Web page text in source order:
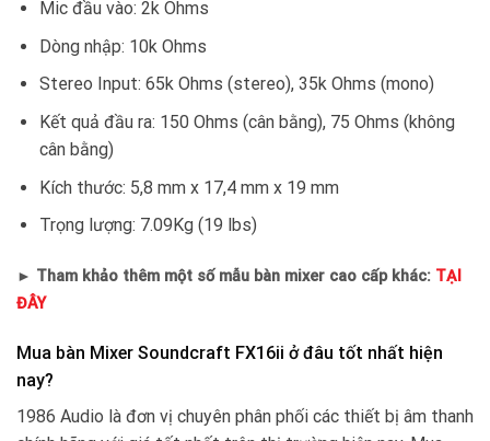
Mic đầu vào: 2k Ohms
Dòng nhập: 10k Ohms
Stereo Input: 65k Ohms (stereo), 35k Ohms (mono)
Kết quả đầu ra: 150 Ohms (cân bằng), 75 Ohms (không
cân bằng)
Kích thước: 5,8 mm x 17,4 mm x 19 mm
Trọng lượng: 7.09Kg (19 lbs)
► Tham khảo thêm một số mẫu bàn mixer cao cấp khác: TẠI
ĐÂY
Mua bàn Mixer Soundcraft FX16ii ở đâu tốt nhất hiện
nay?
1986 Audio là đơn vị chuyên phân phối các thiết bị âm thanh